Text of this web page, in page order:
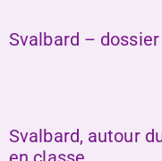
Svalbard –
Svalbard, autour